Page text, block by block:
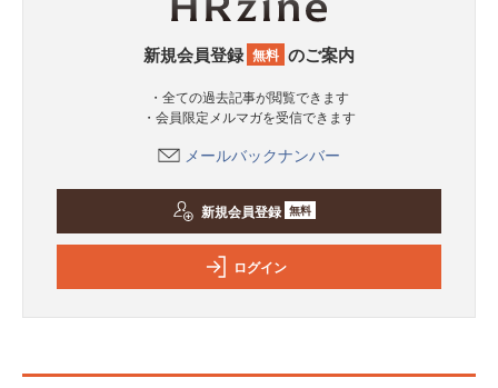
新規会員登録 無料 のご案内
・全ての過去記事が閲覧できます
・会員限定メルマガを受信できます
メールバックナンバー
新規会員登録 無料
ログイン